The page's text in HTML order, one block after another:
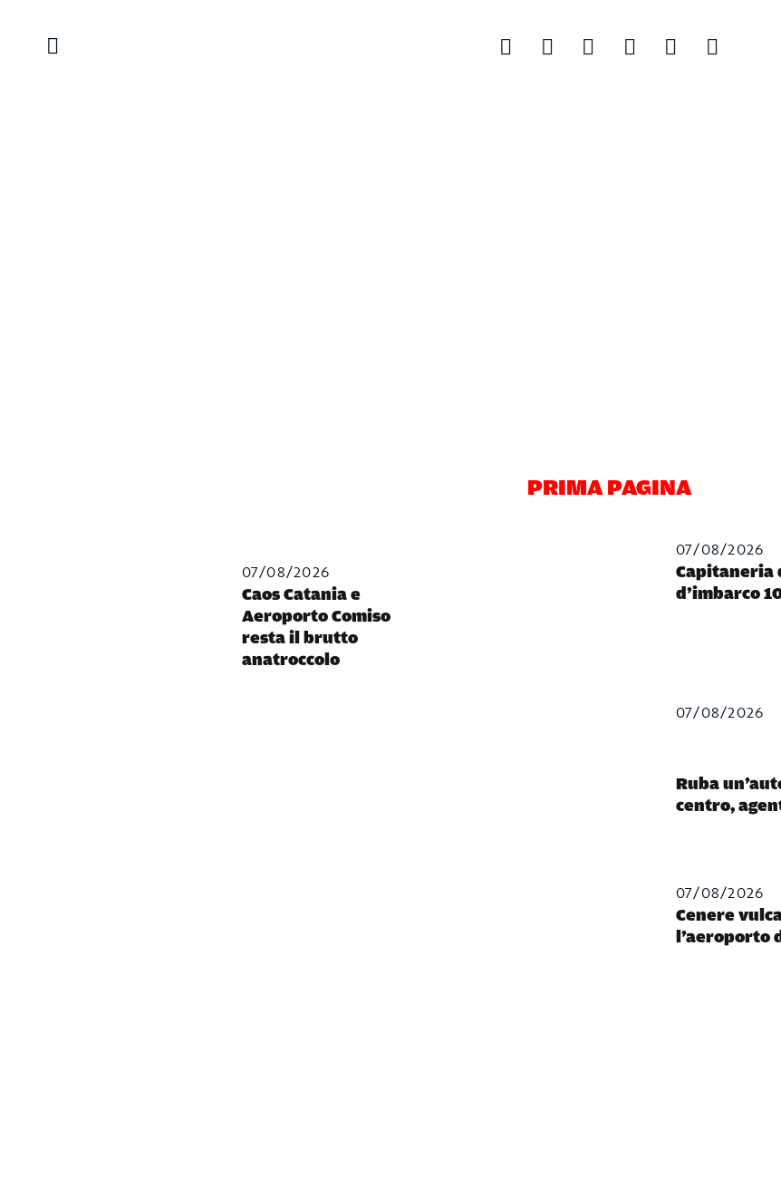
contenuto
PRIMA PAGINA
07/08/2026
Caos Catania e
Aeroporto Comiso
resta il brutto
anatroccolo
07/08/2026
Capitaneria
d’imbarco
07/08/2026
Ruba
centro,
07/08/2026
Cenere
l’aeroporto